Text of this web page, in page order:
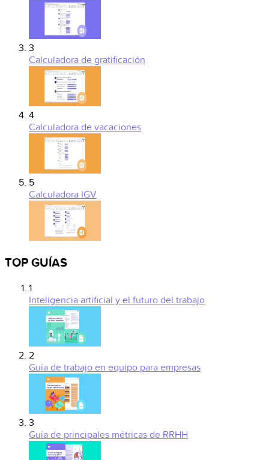
3
Calculadora de gratificación
4
Calculadora de vacaciones
5
Calculadora IGV
TOP GUÍAS
1
Inteligencia artificial y el futuro del trabajo
2
Guía de trabajo en equipo para empresas
3
Guía de principales métricas de RRHH